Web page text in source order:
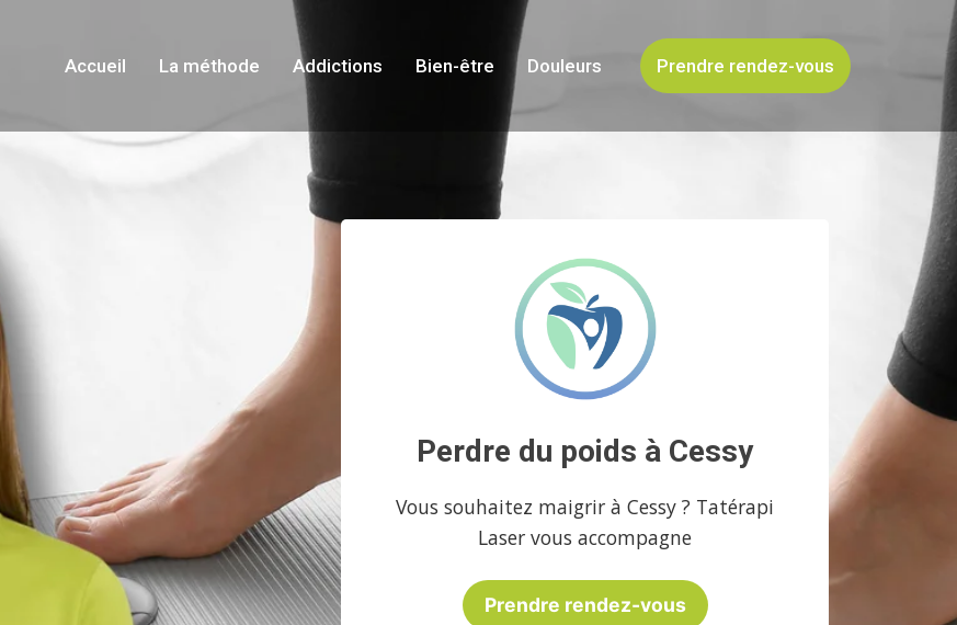
Accueil La méthode Addictions Bien-être Douleurs Prendre rendez-vous
Perdre du poids à Cessy
Vous souhaitez maigrir à Cessy ? Tatérapi
Laser vous accompagne
Prendre rendez-vous